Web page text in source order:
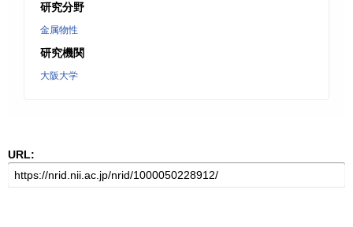
研究分野
金属物性
研究機関
大阪大学
URL: